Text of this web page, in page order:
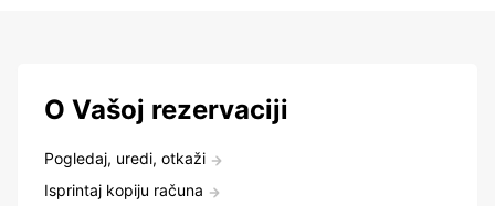
O Vašoj rezervaciji
Pogledaj, uredi, otkaži
Isprintaj kopiju računa